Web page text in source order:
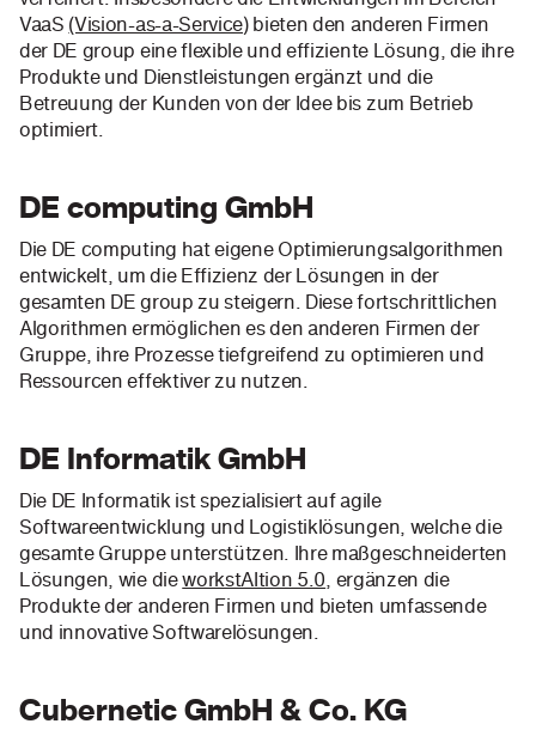
VaaS (Vision-as-a-Service)bieten den anderen Firmen
der DE group eine flexible und effiziente Lösung, die ihre
Produkte und Dienstleistungen ergänzt und die
Betreuung der Kunden von der Idee bis zum Betrieb
optimiert.
DE computing GmbH
Die DE computing hat eigene Optimierungsalgorithmen
entwickelt, um die Effizienz der Lösungen in der
gesamten DE group zu steigern. Diese fortschrittlichen
Algorithmen ermöglichen es den anderen Firmen der
Gruppe, ihre Prozesse tiefgreifend zu optimieren und
Ressourcen effektiver zu nutzen.
DE Informatik GmbH
Die DE Informatik ist spezialisiert auf agile
Softwareentwicklung und Logistiklösungen, welche die
gesamte Gruppe unterstützen. Ihre maßgeschneiderten
Lösungen, wie dieworkstAItion 5.0, ergänzen die
Produkte der anderen Firmen und bieten umfassende
und innovative Softwarelösungen.
Cubernetic GmbH & Co. KG